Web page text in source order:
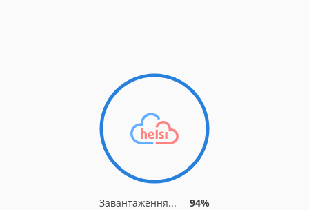
Завантаження... 94%